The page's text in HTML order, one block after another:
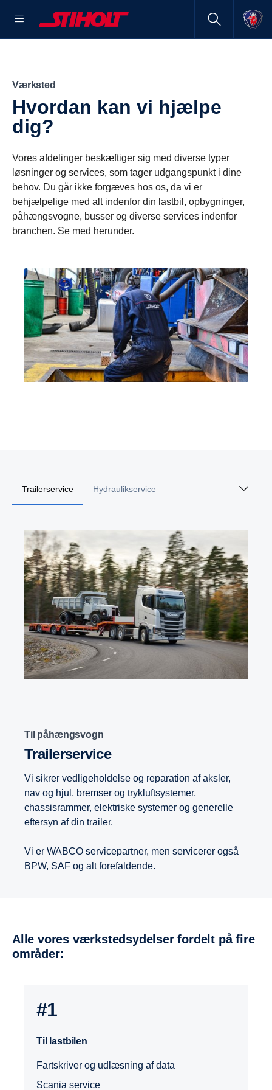
Værksted
Hvordan kan vi hjælpe
dig?
Vores afdelinger beskæftiger sig med diverse typer
løsninger og services, som tager udgangspunkt i dine
behov. Du går ikke forgæves hos os, da vi er
behjælpelige med alt indenfor din lastbil, opbygninger,
påhængsvogne, busser og diverse services indenfor
branchen. Se med herunder.
Trailerservice Hydraulikservice
Til påhængsvogn
Trailerservice
Vi sikrer vedligeholdelse og reparation af aksler,
nav og hjul, bremser og trykluftsystemer,
chassisrammer, elektriske systemer og generelle
eftersyn af din trailer.
Vi er WABCO servicepartner, men servicerer også
BPW, SAF og alt forefaldende.
Til opbygning
Alle vores værkstedsydelser fordelt på fire
områder:
#1
Til lastbilen
Fartskriver og udlæsning af data
Scania service